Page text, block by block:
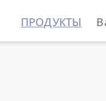
ПРОДУКТЫ
устройства